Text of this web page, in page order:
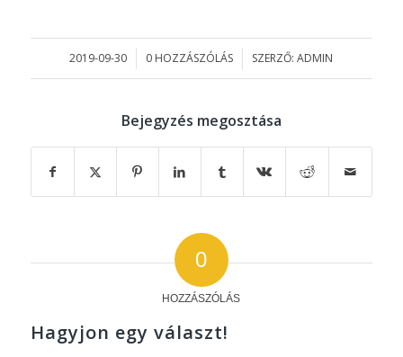
2019-09-30
/ 0 HOZZÁSZÓLÁS
/ SZERZŐ:ADMIN
Bejegyzés megosztása
0
HOZZÁSZÓLÁS
Hagyjon egy választ!